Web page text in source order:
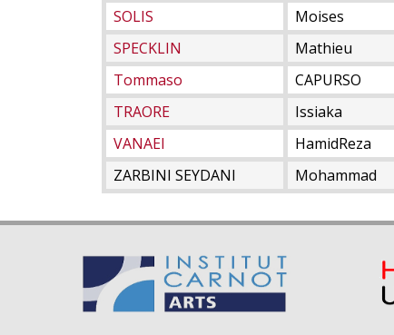
SOLIS
Moises
SPECKLIN
Mathieu
Tommaso
CAPURSO
TRAORE
Issiaka
VANAEI
HamidReza
ZARBINI SEYDANI
Mohammad